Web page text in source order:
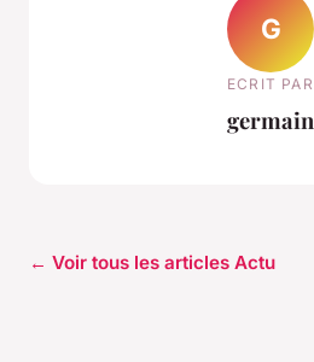
G
ECRIT PAR
germain
← Voir tous les articles Actu